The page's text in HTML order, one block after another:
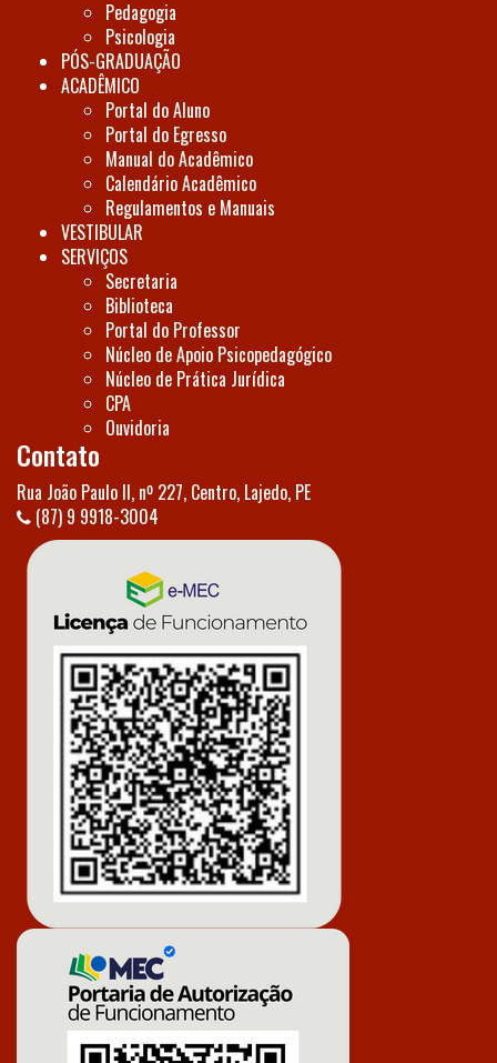
Pedagogia
Psicologia
PÓS-GRADUAÇÃO
ACADÊMICO
Portal do Aluno
Portal do Egresso
Manual do Acadêmico
Calendário Acadêmico
Regulamentos e Manuais
VESTIBULAR
SERVIÇOS
Secretaria
Biblioteca
Portal do Professor
Núcleo de Apoio Psicopedagógico
Núcleo de Prática Jurídica
CPA
Ouvidoria
Contato
Rua João Paulo II, nº 227, Centro, Lajedo, PE
(87) 9 9918-3004